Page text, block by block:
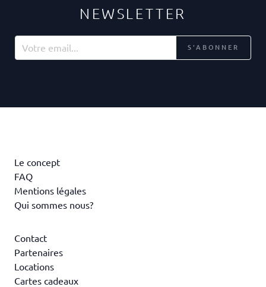
NEWSLETTER
S'ABONNER
Le concept
FAQ
Mentions légales
Qui sommes nous?
Contact
Partenaires
Locations
Cartes cadeaux